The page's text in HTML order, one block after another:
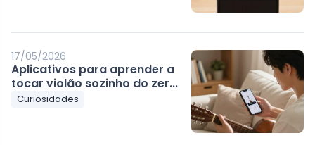
17/05/2026
Aplicativos para aprender a
tocar violão sozinho do zer...
Curiosidades